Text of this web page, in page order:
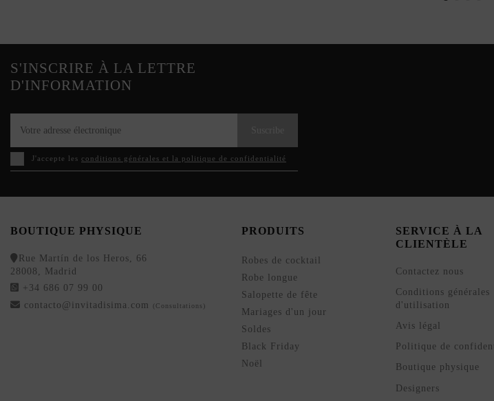
S'INSCRIRE À LA LETTRE
D'INFORMATION
J'accepte les conditions générales et la politique de confidentialité
BOUTIQUE PHYSIQUE
Rue Martín de los Heros, 66
28008, Madrid
+34 686 07 99 00
contacto@invitadisima.com
(Consultations)
PRODUITS
Robes de cocktail
Robe longue
Salopette de fête
Mariages d'un jour
Soldes
Black Friday
Noël
SERVICE À LA
CLIENTÈLE
Contactez nous
Conditions générales
d'utilisation
Avis légal
Politique de
Boutique physique
Designers